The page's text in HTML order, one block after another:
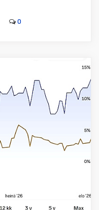
0